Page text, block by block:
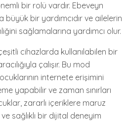
bir rolü vardır. Ebeveyn
bir yardımcıdır ve ailelerin
sağlamalarına yardımcı olur.
cihazlarda kullanılabilen bir
çalışır. Bu mod
internete erişimini
yapabilir ve zaman sınırları
zararlı içeriklere maruz
sağlıklı bir dijital deneyim